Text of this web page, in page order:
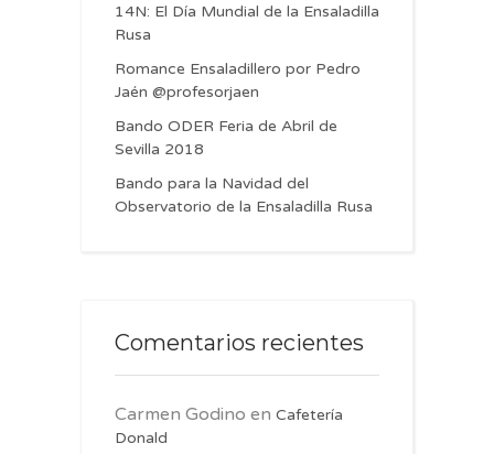
14N: El Día Mundial de la Ensaladilla
Rusa
Romance Ensaladillero por Pedro
Jaén @profesorjaen
Bando ODER Feria de Abril de
Sevilla 2018
Bando para la Navidad del
Observatorio de la Ensaladilla Rusa
Comentarios recientes
Carmen Godino en Cafetería
Donald